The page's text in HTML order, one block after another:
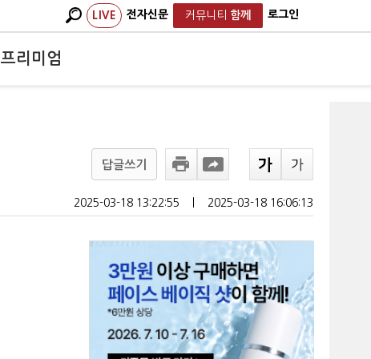
LIVE 전자신문 커뮤니티 함께 로그인
프리미엄
답글쓰기
2025-03-18 13:22:55 2025-03-18 16:06:13